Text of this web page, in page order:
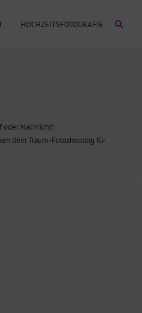
HOCHZEITSFOTOGRAFIE
oder Nachricht!
dein Traum-Fotoshooting für